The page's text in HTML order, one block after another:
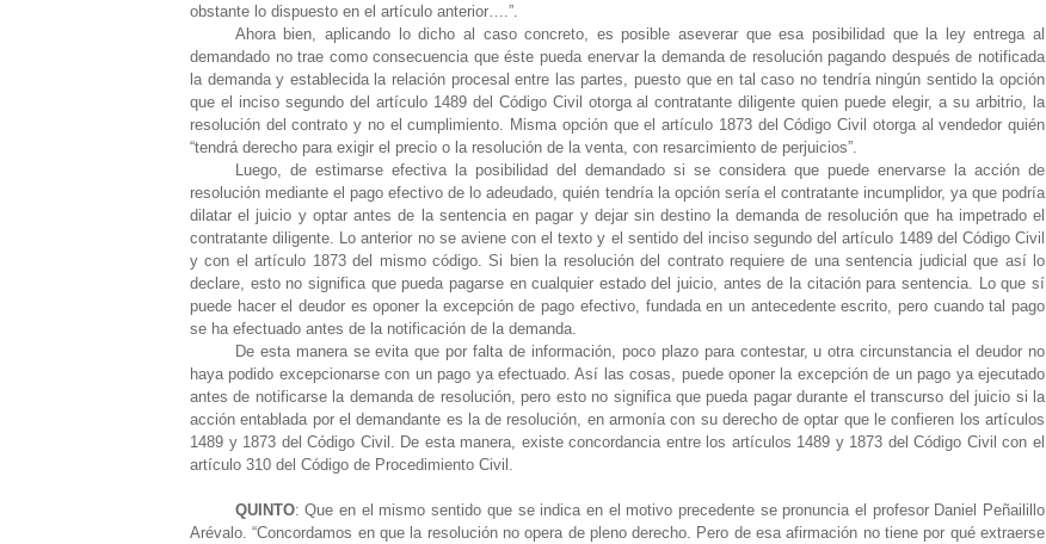
obstante lo dispuesto en el artículo anterior….”.
Ahora bien, aplicando lo dicho al caso concreto, es posible aseverar que esa posibilidad que la ley entrega al
demandado no trae como consecuencia que éste pueda enervar la demanda de resolución pagando después de notificada
la demanda y establecida la relación procesal entre las partes, puesto que en tal caso no tendría ningún sentido la opción
que el inciso segundo del artículo 1489 del Código Civil otorga al contratante diligente quien puede elegir, a su arbitrio, la
resolución del contrato y no el cumplimiento. Misma opción que el artículo 1873 del Código Civil otorga al vendedor quién
“tendrá derecho para exigir el precio o la resolución de la venta, con resarcimiento de perjuicios”.
Luego, de estimarse efectiva la posibilidad del demandado si se considera que puede enervarse la acción de
resolución mediante el pago efectivo de lo adeudado, quién tendría la opción sería el contratante incumplidor, ya que podría
dilatar el juicio y optar antes de la sentencia en pagar y dejar sin destino la demanda de resolución que ha impetrado el
contratante diligente. Lo anterior no se aviene con el texto y el sentido del inciso segundo del artículo 1489 del Código Civil
y con el artículo 1873 del mismo código. Si bien la resolución del contrato requiere de una sentencia judicial que así lo
declare, esto no significa que pueda pagarse en cualquier estado del juicio, antes de la citación para sentencia. Lo que sí
puede hacer el deudor es oponer la excepción de pago efectivo, fundada en un antecedente escrito, pero cuando tal pago
se ha efectuado antes de la notificación de la demanda.
De esta manera se evita que por falta de información, poco plazo para contestar, u otra circunstancia el deudor no
haya podido excepcionarse con un pago ya efectuado. Así las cosas, puede oponer la excepción de un pago ya ejecutado
antes de notificarse la demanda de resolución, pero esto no significa que pueda pagar durante el transcurso del juicio si la
acción entablada por el demandante es la de resolución, en armonía con su derecho de optar que le confieren los artículos
1489 y 1873 del Código Civil. De esta manera, existe concordancia entre los artículos 1489 y 1873 del Código Civil con el
artículo 310 del Código de Procedimiento Civil.
QUINTO: Que en el mismo sentido que se indica en el motivo precedente se pronuncia el profesor Daniel Peñailillo
Arévalo. “Concordamos en que la resolución no opera de pleno derecho. Pero de esa afirmación no tiene por qué extraerse